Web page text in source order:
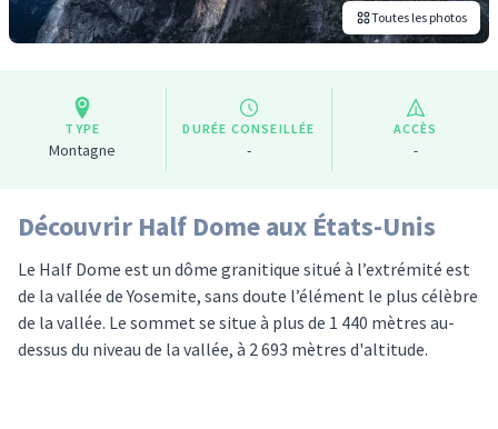
Toutes les photos
TYPE
Montagne
DURÉE CONSEILLÉE
-
ACCÈS
-
Découvrir Half Dome aux États-Unis
Le Half Dome est un dôme granitique situé à l’extrémité est
de la vallée de Yosemite, sans doute l’élément le plus célèbre
de la vallée. Le sommet se situe à plus de 1 440 mètres au-
dessus du niveau de la vallée, à 2 693 mètres d'altitude.